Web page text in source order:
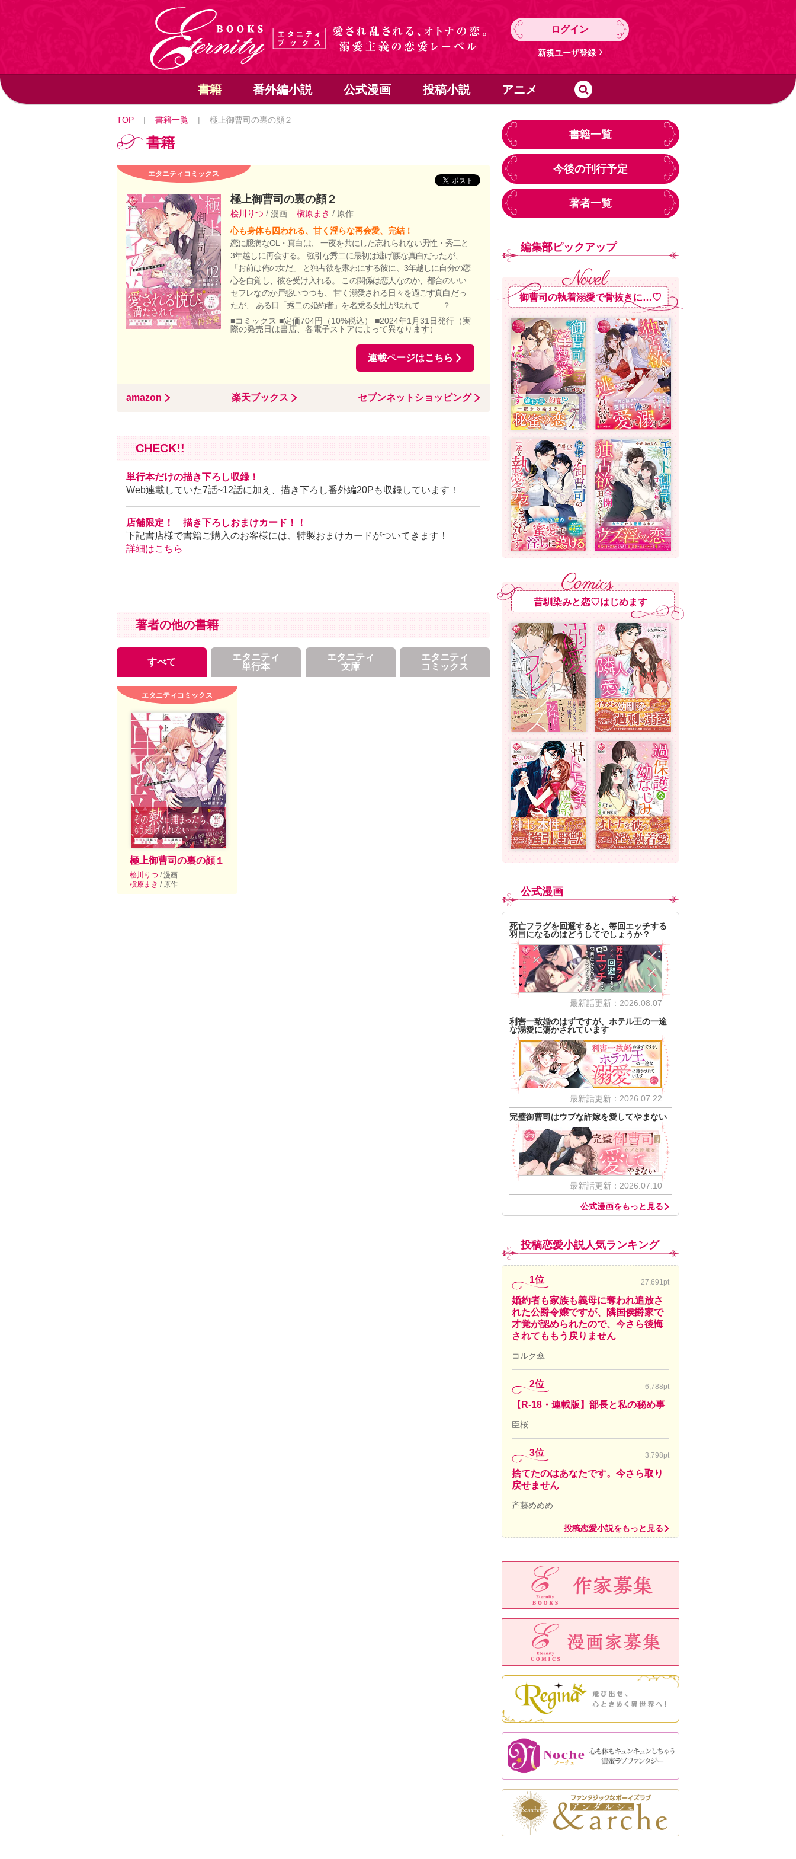
ログイン
新規ユーザ登録
書籍 番外編小説 公式漫画 投稿小説 アニメ
TOP | 書籍一覧 | 極上御曹司の裏の顔２
書籍
エタニティコミックス
極上御曹司の裏の顔２
桧川りつ / 漫画 槇原まき / 原作
心も身体も囚われる、甘く淫らな再会愛、完結！
恋に臆病なOL・真白は、 一夜を共にした忘れられない男性・秀二と
3年越しに再会する。 強引な秀二に最初は逃げ腰な真白だったが、
「お前は俺の女だ」 と独占欲を露わにする彼に、3年越しに自分の恋
心を自覚し、彼を受け入れる。 この関係は恋人なのか、都合のいい
セフレなのか戸惑いつつも、 甘く溺愛される日々を過ごす真白だっ
たが、 ある日「秀二の婚約者」を名乗る女性が現れて――…？
■コミックス ■定価704円（10%税込） ■2024年1月31日発行（実
際の発売日は書店、各電子ストアによって異なります）
連載ページはこちら
amazon 楽天ブックス セブンネットショッピング
CHECK!!
単行本だけの描き下ろし収録！
Web連載していた7話~12話に加え、描き下ろし番外編20Pも収録しています！
店舗限定！ 描き下ろしおまけカード！！
下記書店様で書籍ご購入のお客様には、特製おまけカードがついてきます！
詳細はこちら
著者の他の書籍
すべて
エタニティ
単行本
エタニティ
文庫
エタニティ
コミックス
エタニティコミックス
極上御曹司の裏の顔１
桧川りつ / 漫画
槇原まき / 原作
書籍一覧
今後の刊行予定
著者一覧
編集部ピックアップ
御曹司の執着溺愛で骨抜きに…♡
昔馴染みと恋♡はじめます
公式漫画
死亡フラグを回避すると、毎回エッチする
羽目になるのはどうしてでしょうか？
最新話更新：2026.08.07
利害一致婚のはずですが、ホテル王の一途
な溺愛に蕩かされています
最新話更新：2026.07.22
完璧御曹司はウブな許嫁を愛してやまない
最新話更新：2026.07.10
公式漫画をもっと見る
投稿恋愛小説人気ランキング
1位 27,691pt
婚約者も家族も義母に奪われ追放さ
れた公爵令嬢ですが、隣国侯爵家で
才覚が認められたので、今さら後悔
されてももう戻りません
コルク傘
2位 6,788pt
【R-18・連載版】部長と私の秘め事
臣桜
3位 3,798pt
捨てたのはあなたです。今さら取り
戻せません
斉藤めめめ
投稿恋愛小説をもっと見る